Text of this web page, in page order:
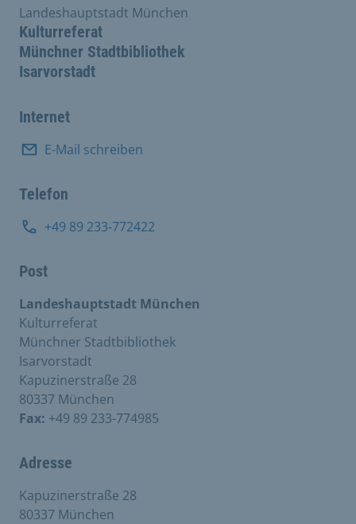
Kulturreferat
Münchner Stadtbibliothek
Isarvorstadt
Landeshauptstadt München
Internet
E-Mail schreiben
Telefon
+49 89 233-772422
Post
Landeshauptstadt München
Kulturreferat
Münchner Stadtbibliothek
Isarvorstadt
Kapuzinerstraße 28
80337 München
Fax: +49 89 233-774985
Adresse
Kapuzinerstraße 28
80337 München